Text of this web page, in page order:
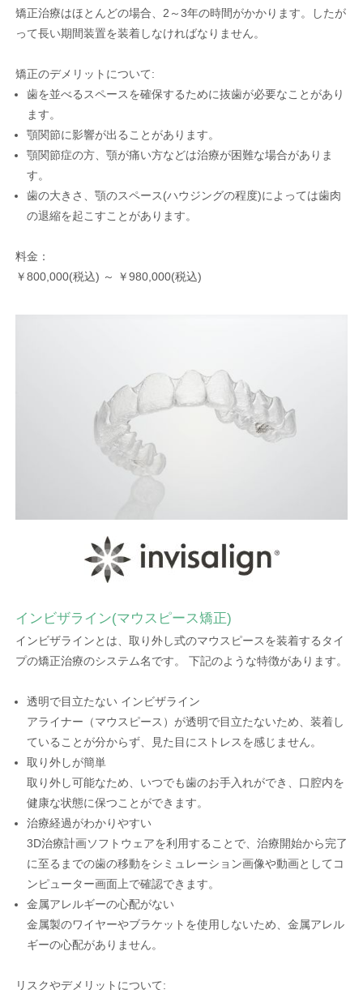
矯正治療はほとんどの場合、2～3年の時間がかかります。したが
って長い期間装置を装着しなければなりません。
矯正のデメリットについて:
歯を並べるスペースを確保するために抜歯が必要なことがあり
ます。
顎関節に影響が出ることがあります。
顎関節症の方、顎が痛い方などは治療が困難な場合がありま
す。
歯の大きさ、顎のスペース(ハウジングの程度)によっては歯肉
の退縮を起こすことがあります。
料金：
￥800,000(税込) ～ ￥980,000(税込)
インビザライン(マウスピース矯正)
インビザラインとは、取り外し式のマウスピースを装着するタイ
プの矯正治療のシステム名です。 下記のような特徴があります。
透明で目立たない インビザライン
アライナー（マウスピース）が透明で目立たないため、装着し
ていることが分からず、見た目にストレスを感じません。
取り外しが簡単
取り外し可能なため、いつでも歯のお手入れができ、口腔内を
健康な状態に保つことができます。
治療経過がわかりやすい
3D治療計画ソフトウェアを利用することで、治療開始から完了
に至るまでの歯の移動をシミュレーション画像や動画としてコ
ンピューター画面上で確認できます。
金属アレルギーの心配がない
金属製のワイヤーやブラケットを使用しないため、金属アレル
ギーの心配がありません。
リスクやデメリットについて: